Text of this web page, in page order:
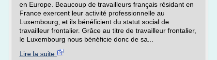
en Europe. Beaucoup de travailleurs français résidant en
France exercent leur activité professionnelle au
Luxembourg, et ils bénéficient du statut social de
travailleur frontalier. Grâce au titre de travailleur frontalier,
le Luxembourg nous bénéficie donc de sa...
Lire la suite